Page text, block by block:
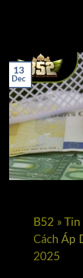
13
Dec
B52 » Tin
Cách Áp
2025